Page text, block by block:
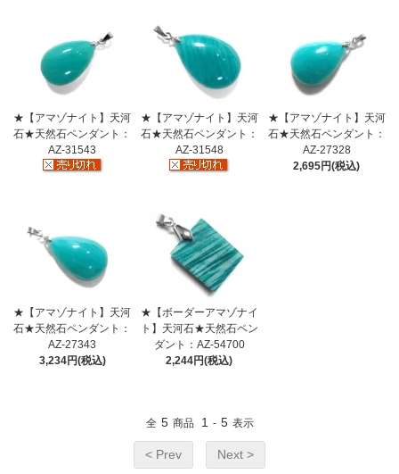
★【アマゾナイト】天河
石★天然石ペンダント：
AZ-31543
★【アマゾナイト】天河
石★天然石ペンダント：
AZ-31548
★【アマゾナイト】天河
石★天然石ペンダント：
AZ-27328
2,695円(税込)
★【アマゾナイト】天河
石★天然石ペンダント：
AZ-27343
3,234円(税込)
★【ボーダーアマゾナイ
ト】天河石★天然石ペン
ダント：AZ-54700
2,244円(税込)
全 5 商品 1 - 5 表示
< Prev Next >